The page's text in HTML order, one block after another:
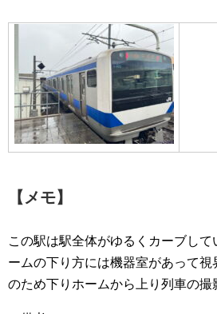
【メモ】
この駅は駅全体がゆるくカーブし
ームの下り方には機器室があって視
のため下りホームから上り列車の撮